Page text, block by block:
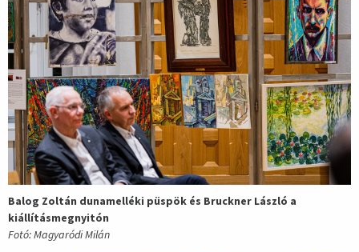
Balog Zoltán dunamelléki püspök és Bruckner László a
kiállításmegnyitón
Fotó: Magyaródi Milán